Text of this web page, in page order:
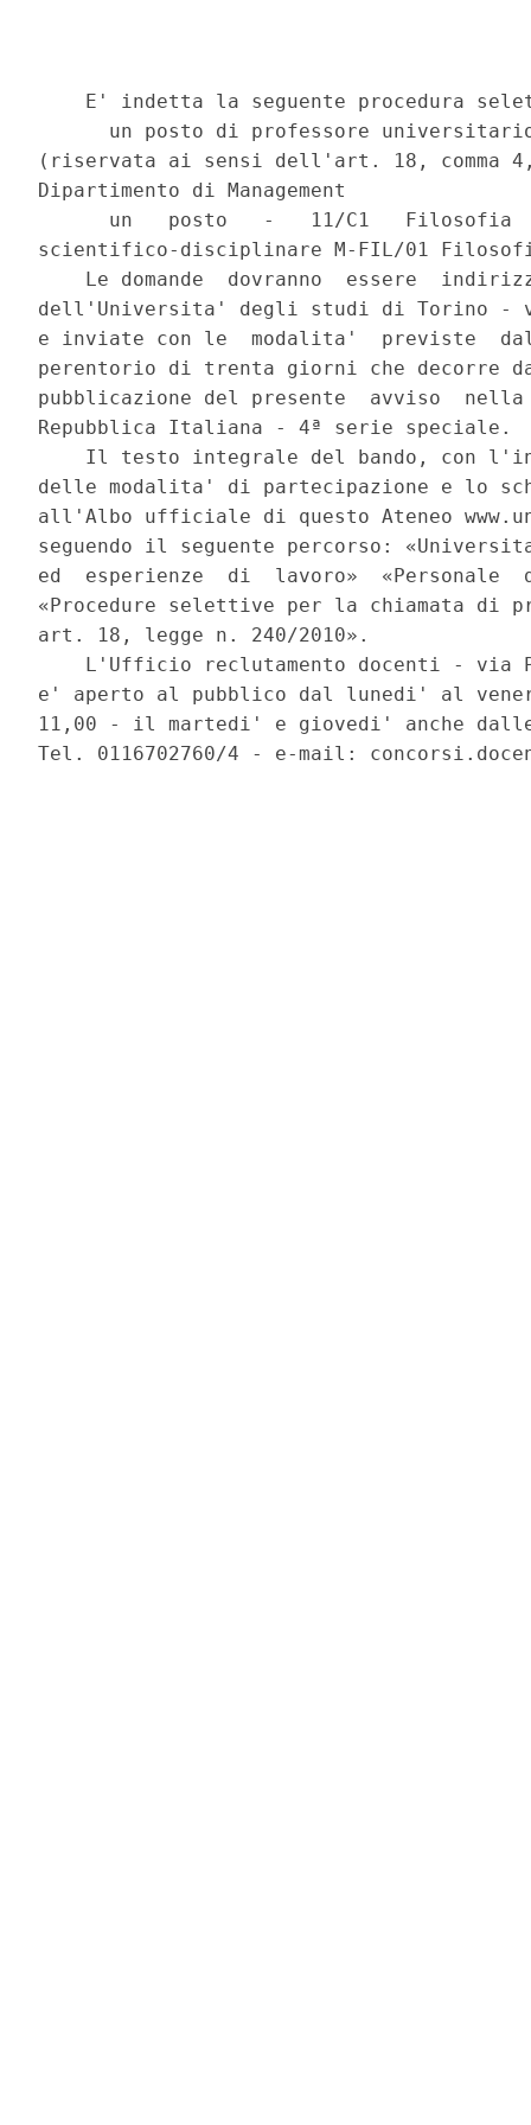
E' indetta la seguente procedura
un posto di professore
(riservata ai sensi dell'art. 18, comma
Dipartimento di Management
un   posto   -   11/C1   Filosofia
scientifico-disciplinare M-FIL/01
Le domande  dovranno  essere
dell'Universita' degli studi di Torino -
e inviate con le  modalita'  previste
perentorio di trenta giorni che decorre
pubblicazione del presente  avviso
Repubblica Italiana - 4ª serie speciale.
Il testo integrale del bando, con
delle modalita' di partecipazione e lo
all'Albo ufficiale di questo Ateneo
seguendo il seguente percorso:
ed  esperienze  di  lavoro»  «Personale
«Procedure selettive per la chiamata
art. 18, legge n. 240/2010».
L'Ufficio reclutamento docenti - via
e' aperto al pubblico dal lunedi' al
11,00 - il martedi' e giovedi' anche
Tel. 0116702760/4 - e-mail: